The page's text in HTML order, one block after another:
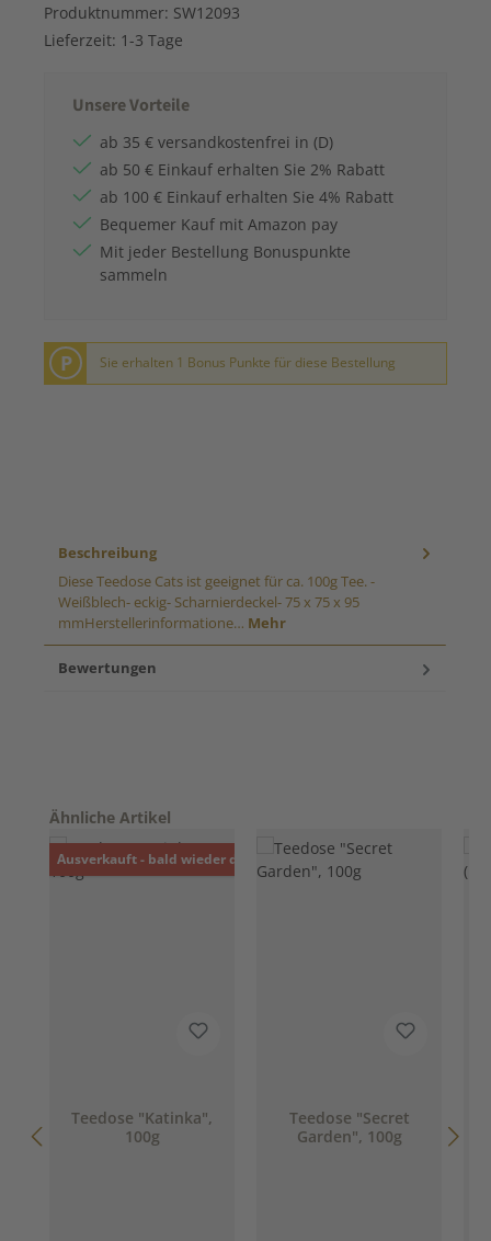
Produktnummer: SW12093
Lieferzeit: 1-3 Tage
Unsere Vorteile
ab 35 € versandkostenfrei in (D)
ab 50 € Einkauf erhalten Sie 2% Rabatt
ab 100 € Einkauf erhalten Sie 4% Rabatt
Bequemer Kauf mit Amazon pay
Mit jeder Bestellung Bonuspunkte
sammeln
P Sie erhalten 1 Bonus Punkte für diese Bestellung
Beschreibung
Diese Teedose Cats ist geeignet für ca. 100g Tee. -
Weißblech- eckig- Scharnierdeckel- 75 x 75 x 95
mmHerstellerinformatione… Mehr
Bewertungen
Produktgalerie überspringen
Ähnliche Artikel
Ausverkauft - bald wieder da!
Teedose "Katinka",
100g
Teedose "Secret
Garden", 100g